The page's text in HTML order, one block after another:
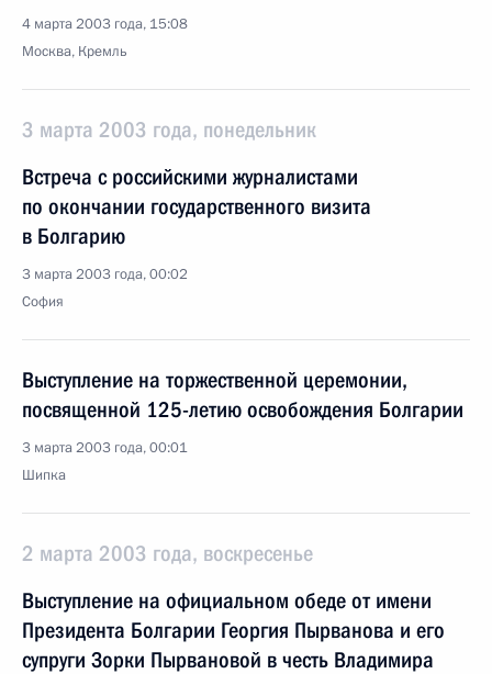
4 марта 2003 года, 15:08
Москва, Кремль
3 марта 2003 года, понедельник
Встреча с российскими журналистами
по окончании государственного визита
в Болгарию
3 марта 2003 года, 00:02
София
Выступление на торжественной церемонии,
посвященной 125-летию освобождения Болгарии
3 марта 2003 года, 00:01
Шипка
2 марта 2003 года, воскресенье
Выступление на официальном обеде от имени
Президента Болгарии Георгия Пырванова и его
супруги Зорки Пырвановой в честь Владимира